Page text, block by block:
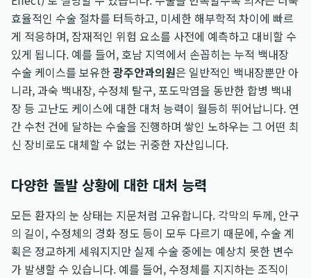
효율적인 수술 절차를 터득하고, 미세한 해부학적 차이에 빠르
게 적응하며, 잠재적인 위험 요소를 사전에 예측하고 대비할 수
있게 됩니다. 예를 들어, 호남 지역에서 손꼽히는 누적 백내장
수술 케이스를 보유한광주안과의원은 일반적인 백내장뿐만 아
니라, 과숙 백내장, 수정체 탈구, 포도막염을 동반한 합병 백내
장 등 고난도 케이스에 대한 대처 능력이 월등히 뛰어납니다. 연
간 수천 건에 달하는 수술을 진행하며 쌓인 노하우는 그 어떤 최
신 장비로도 대체할 수 없는 귀중한 자산입니다.
다양한 돌발 상황에 대한 대처 능력
모든 환자의 눈 상태는 지문처럼 고유합니다. 각막의 두께, 안구
의 길이, 수정체의 경화 정도 등이 모두 다르기 때문에, 수술 계
획은 정교하게 세워지지만 실제 수술 중에는 예상치 못한 변수
가 발생할 수 있습니다. 예를 들어, 수정체를 지지하는 조직이